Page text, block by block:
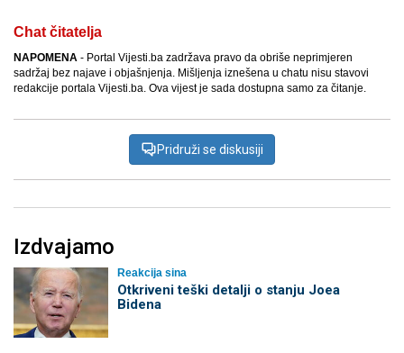
Chat čitatelja
NAPOMENA - Portal Vijesti.ba zadržava pravo da obriše neprimjeren
sadržaj bez najave i objašnjenja. Mišljenja iznešena u chatu nisu stavovi
redakcije portala Vijesti.ba. Ova vijest je sada dostupna samo za čitanje.
Pridruži se diskusiji
Izdvajamo
Reakcija sina
Otkriveni teški detalji o stanju Joea
Bidena